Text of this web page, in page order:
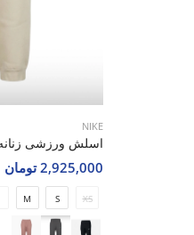
NIKE
2,925,000 تومان
XS
S
M